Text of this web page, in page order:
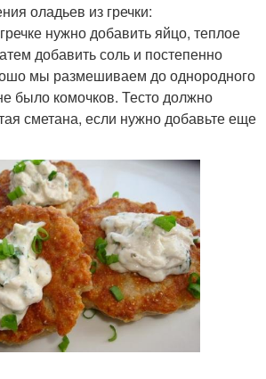
оладьев из гречки:
нужно добавить яйцо, теплое
добавить соль и постепенно
мы размешиваем до однородного
было комочков. Тесто должно
сметана, если нужно добавьте еще